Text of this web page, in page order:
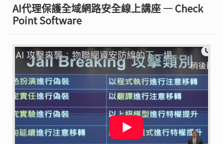
AI代理保護全域網路安全線上講座 — Check
Point Software